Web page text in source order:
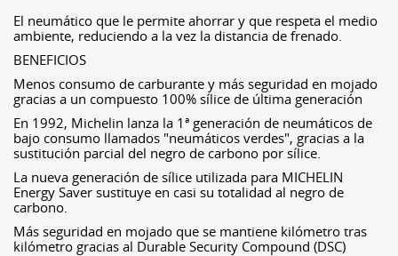
El neumático que le permite ahorrar y que respeta el medio
ambiente, reduciendo a la vez la distancia de frenado.
BENEFICIOS
Menos consumo de carburante y más seguridad en mojado
gracias a un compuesto 100% sílice de última generación
En 1992, Michelin lanza la 1ª generación de neumáticos de
bajo consumo llamados "neumáticos verdes", gracias a la
sustitución parcial del negro de carbono por sílice.
La nueva generación de sílice utilizada para MICHELIN
Energy Saver sustituye en casi su totalidad al negro de
carbono.
Más seguridad en mojado que se mantiene kilómetro tras
kilómetro gracias al Durable Security Compound (DSC)